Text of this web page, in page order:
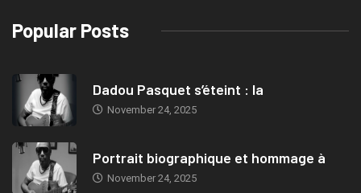
Popular Posts
Dadou Pasquet s’éteint : la
November 24, 2025
Portrait biographique et hommage à
November 24, 2025